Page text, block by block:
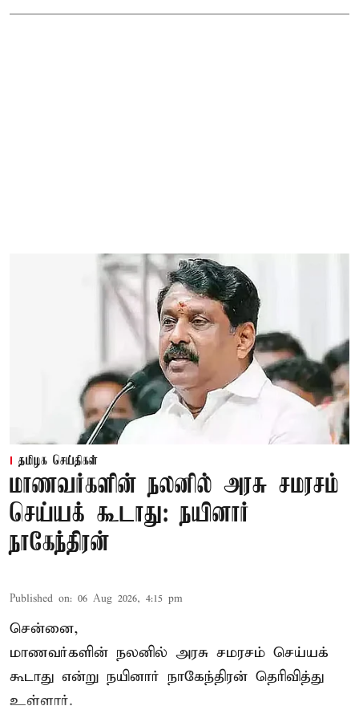
தமிழக செய்திகள்
மாணவர்களின் நலனில் அரசு சமரசம்
செய்யக் கூடாது: நயினார்
நாகேந்திரன்
Published on: 06 Aug 2026, 4:15 pm
சென்னை,
மாணவர்களின் நலனில் அரசு சமரசம் செய்யக்
கூடாது என்று நயினார் நாகேந்திரன் தெரிவித்து
உள்ளார்.